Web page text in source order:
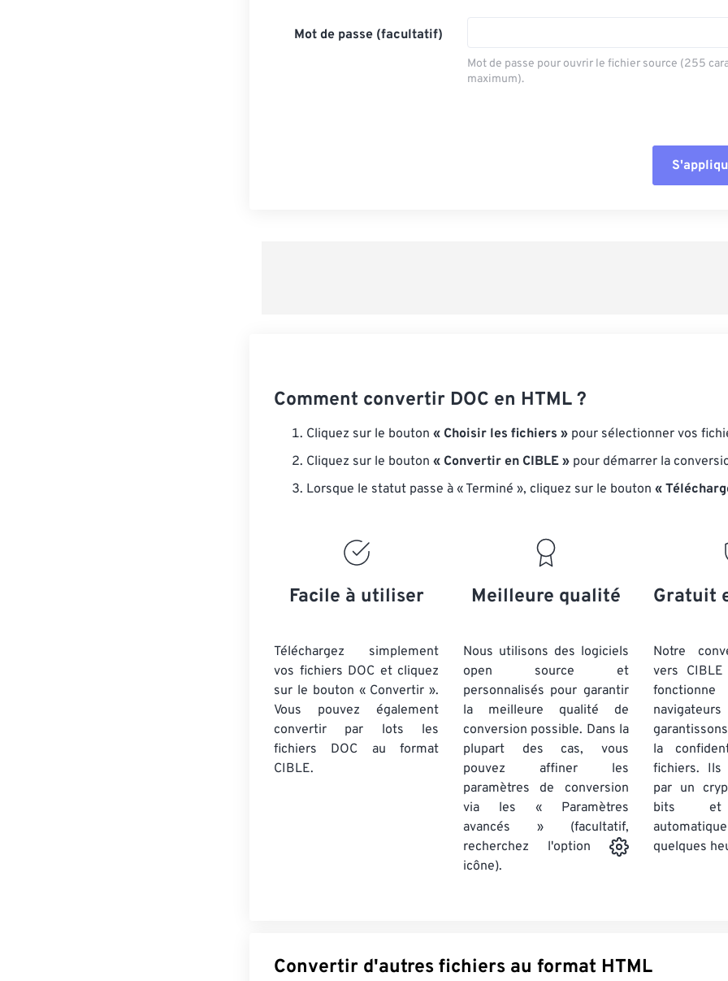
Mot de passe (facultatif)
Mot de passe pour ouvrir le fichier source (255
maximum).
Comment convertir DOC en HTML ?
Cliquez sur le bouton « Choisir les fichiers » pour sélectionner vos
Cliquez sur le bouton « Convertir en CIBLE » pour démarrer la
Lorsque le statut passe à « Terminé », cliquez sur le bouton «
Facile à utiliser
Téléchargez simplement
vos fichiers DOC et cliquez
sur le bouton « Convertir ».
Vous pouvez également
convertir par lots les
fichiers DOC au format
CIBLE.
Meilleure qualité
Nous utilisons des logiciels
open source et
personnalisés pour garantir
la meilleure qualité de
conversion possible. Dans la
plupart des cas, vous
pouvez affiner les
paramètres de conversion
via les « Paramètres
avancés » (facultatif,
recherchez l'option
icône).
Gratuit
Notre
vers
la
fichiers. Ils
par un
bits et
quelques
Convertir d'autres fichiers au format HTML